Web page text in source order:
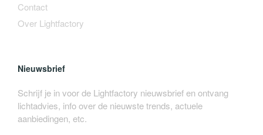
Contact
Over Lightfactory
Nieuwsbrief
Schrijf je in voor de Lightfactory nieuwsbrief en ontvang
lichtadvies, info over de nieuwste trends, actuele
aanbiedingen, etc.